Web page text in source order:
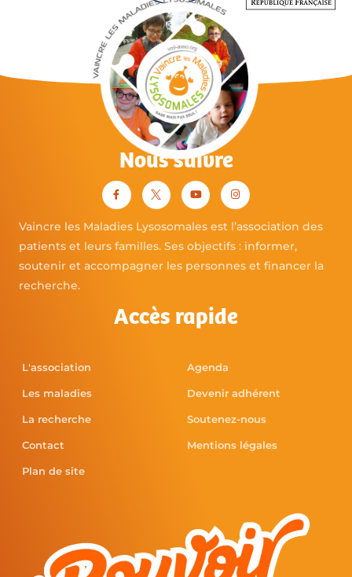
Nous suivre
Vaincre les Maladies Lysosomales est l’association des
patients et leurs familles. Ses objectifs : informer,
soutenir et accompagner les personnes et financer la
recherche.
Accès rapide
L'association
Les maladies
La recherche
Contact
Plan de site
Agenda
Devenir adhérent
Soutenez-nous
Mentions légales